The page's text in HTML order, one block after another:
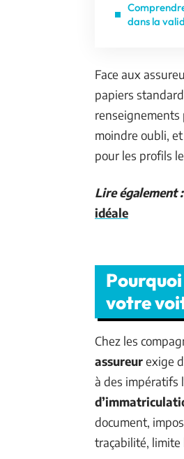
dans la
Face aux
papiers
renseignements
moindre oubli,
pour les profils
Lire également :
idéale
votre
Chez les
assureurexige
à des impératifs
document,
traçabilité, limite